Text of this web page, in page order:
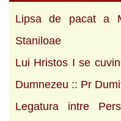
Lipsa de pacat a
Staniloae
Lui Hristos I se
Dumnezeu :: Pr
Legatura intre